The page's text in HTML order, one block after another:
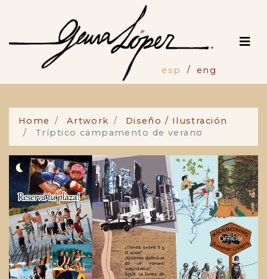
principal
esp eng
Home Artwork
Diseño / Ilustración
Tríptico campamento de verano